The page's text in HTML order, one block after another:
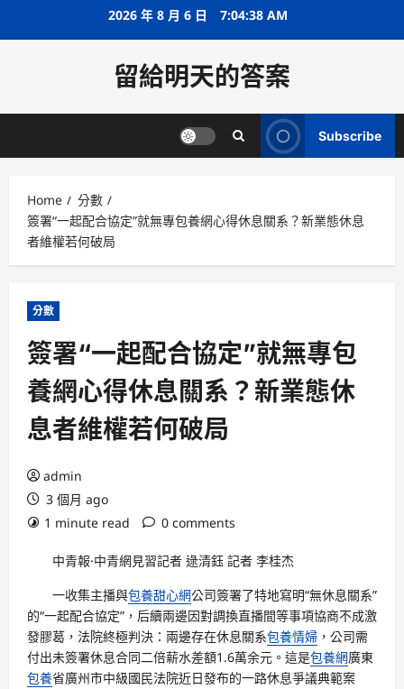
2026 年 8 月 6 日 7:04:38 AM
留給明天的答案
Subscribe
Home
分數
簽署“一起配合協定”就無專包養網心得休息關系？新業態休息
者維權若何破局
分數
簽署“一起配合協定”就無專包
養網心得休息關系？新業態休
息者維權若何破局
admin
3 個月 ago
1 minute read
0 comments
中青報·中青網見習記者 逯清鈺 記者 李桂杰
一收集主播與包養甜心網公司簽署了特地寫明“無休息關系”
的“一起配合協定”，后續兩邊因對調換直播間等事項協商不成激
發膠葛，法院終極判決：兩邊存在休息關系包養情婦 ，公司需
付出未簽署休息合同二倍薪水差額1.6萬余元。這是包養網廣東
包養省廣州市中級國民法院近日發布的一路休息爭議典範案